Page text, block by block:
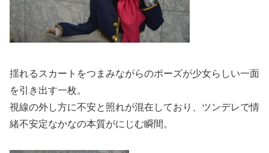
揺れるスカートをつまみながらのポーズが少女らしい一面
を引き出す一枚。
視線の外し方に不安と照れが混在しており、ツンデレで情
緒不安定なかなの本質がにじむ瞬間。